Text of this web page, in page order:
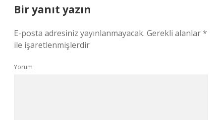
Bir yanıt yazın
E-posta adresiniz yayınlanmayacak. Gerekli alanlar*
ile işaretlenmişlerdir
Yorum